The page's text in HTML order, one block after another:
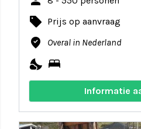
local_offer Prijs op aanvraag
where_to_vote Overal in Nederland
nights_stay bed
Informatie